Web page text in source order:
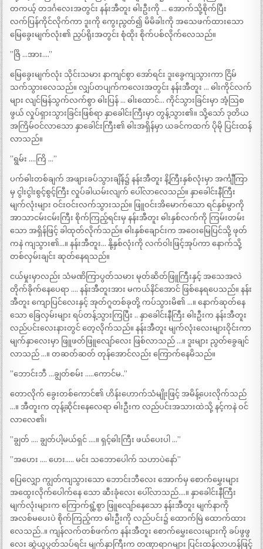
တကယ့် တဒင်္ဂလေးအတွင်း နန်းအီတူး ဓါးဦးကို … အောက်သို့စိုက်ပြီး
လက်ပြန်ကိုင်လိုက်ကာ ဒူးကို ကွေးညွတ်၍ မိမိခါးကို အသေဖက်ထားသော
မြေခွေးမျက်လုံး၏ ညှပ်ရိုးအတွင်း စုံထိုး စိုက်ပစ်လိုက်လေသည်။
”ဇြိ …အား….”
မြေခွေးမျက်လုံး သိုင်းသမား နာကျင်စွာ အော်ရင်း ဒူးခွေကျသွားကာ ငြိမ်
သက်သွားလေသည်။ လျှပ်တပျက်ကလေးအတွင်း နန်းအီတူး … ဓါးကိုင်လက်
များ လျင်မြန်သွက်လက်စွာ ဓါးပြန် … ဓါးထောင်… ကိုင်သွားခြင်းမှာ အံ့သြစ
ဖွယ် လှုပ်ရှားသွားခြင်းဖြစ်ရာ နှာခေါင်းကြီးမှာ တွန့်သွား၏။ သို့သော် ဒုတိယ
အကြိမ်ဝင်လာသော နှာခေါင်းကြီး၏ ဓါးအရှိန်မှာ ယခင်ကထက် ပိုမို ပြင်းထန်
လာသည်။
”ရွမ်း ….ကြိ …”
ပက်ဓါးတစ်ချက် အဖျားခပ်သွားချိန်၌ နန်းအီတူး နိ့ကြီးနှစ်လုံးမှာ အင်္ကျီကြာ
မှ ငွါးငွါးစွင့်စွင့်ကြီး လှုပ်ခါယမ်းလျက် ပေါ်လာလေသည်။ နှာခေါင်းနီကြီး
မျက်လုံးများ ဝင်းဝင်းလက်သွားသည်။ ဖြူဝင်းအိမောက်သော ရင်နှစ်မွာကို
အာသာငမ်းငမ်းကြီး စိုက်ကြည့်ရင်းမှ နန်းအီတူး ဓါးနှစ်လက်ကို ကြမ်းတမ်း
သော အရှိန်ဖြင့် ခါထုတ်လိုက်သည်။ ဓါးနှစ်ချောင်းက အဝေးမြေပြင်သို့ ဖုတ်
ကနဲ ကျသွား၏…။ နန်းအီတူး… နို့နှစ်လုံးကို လက်ဝါးဖြင့်အုပ်ကာ နောက်သို့
တစ်လှမ်းချင်း ဆုတ်နေရသည်။
ငယ်မှုးမှာလည်း သံမဏိကြာပွတ်သမား မုတ်ဆိတ်ဖြူကြီးနှင့် အသေအလဲ
တိုက်ခိုက်နေပေရာ …. နန်းအီတူးအား မကယ်နိင်အောင် ဖြစ်နေရပေသည်။ နန်း
အီတူး ကျောပြင်လေးနှင့် အုတ်ဂူတစ်ခုတို့ ကပ်သွားမိ၏ …။ နောက်ဆုတ်နေ
သော ခြေလှမ်းများ ရပ်တန့်သွားကြပြီး .. နှာခေါင်းနီကြီး ဓါးဦးက နန်းအီတူး
လည်ပင်းလေးနားတွင် တေ့လိုက်သည်။ နန်းအီတူး မျက်လုံးလေးများဝိုင်းကာ
မျက်နှာလေးမှာ ဖြူဖတ်ဖြူလျော်လေး ဖြစ်လာသည် …။ ဒူးများ ညွတ်ခွေချင်
လာသည် …။ တဆတ်ဆတ် တုန်အောင်လည်း ကြောက်နေမိသည်။
”ဘောင်းဘီ …ချွတ်စမ်း …..ကောင်မ..”
တောလိုက် ခွေးတစ်ကောင်၏ ဟိန်းဟောက်သံမျိုးဖြင့် အမိန့်ပေးလိုက်သည်
…။ အီတူးက တုန့်ဆိုင်းနေလေရာ ဓါးဦးက လည်ပင်းအသားထဲသို့ နင့်ကနဲ ဝင်
လာလေ၏၊
”ချွတ် …. ချွတ်ပါ့မယ်ရှင် ….။ ရှင့်ဓါးကြီး ဖယ်ပေးပါ …”
”အဟေး …. ဟေး….. မင်း သဘောပေါက် သဟာပဲနော်”
ပြေလျှော ကျွတ်ကျသွားသော ဘောင်းဘီလေး အောက်မှ စောက်မွှေးများ
အထွေးလိုက်ပေါက်နေ သော ဆီးခုံလေး ပေါ်လာသည်….။ နှာခေါင်းနီကြီး
မျက်လုံးများက ကြောက်ရွံ့စွာ ဖြူလျော်နေသော နန်းအီတူး မျက်နာကို
အလစ်မပေးပဲ စိုက်ကြည့်ကာ ဓါးဦးကို လည်ပင်း၌ ထောက်မြဲ ထောက်ထား
လေသည်..။ ကျန်လက်တစ်ဖက်က နန်းအီတူး စောက်မွှေးလေးများကို ခပ်ဖွဖွ
လေး ဆွဲယူပွတ်သပ်ရင်း မျက်နှာကြီးက တဏှာရာဂများ ပြင်းထန်လာဟန်ဖြင့်